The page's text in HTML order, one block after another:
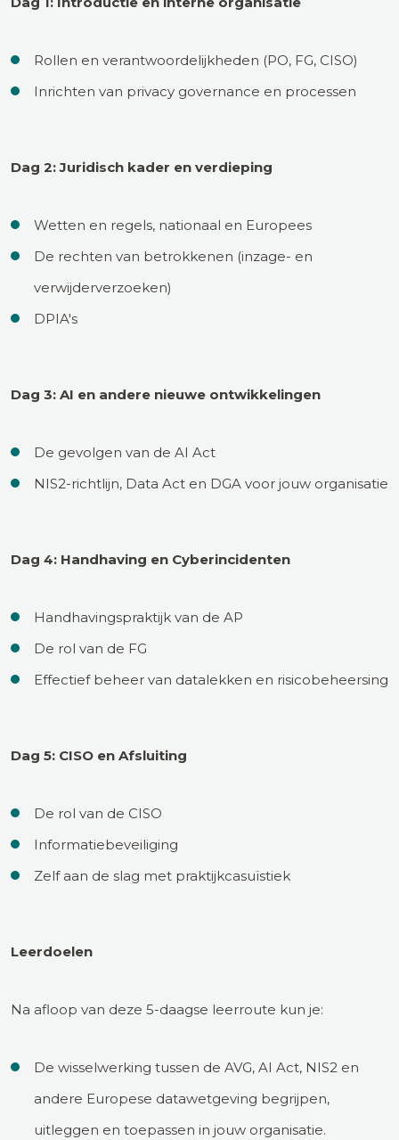
Rollen en verantwoordelijkheden (PO, FG, CISO)
Inrichten van privacy governance en processen
Dag 2: Juridisch kader en verdieping
Wetten en regels, nationaal en Europees
De rechten van betrokkenen (inzage- en
verwijderverzoeken)
DPIA's
Dag 3: AI en andere nieuwe ontwikkelingen
De gevolgen van de AI Act
NIS2-richtlijn, Data Act en DGA voor jouw organisatie
Dag 4: Handhaving en Cyberincidenten
Handhavingspraktijk van de AP
De rol van de FG
Effectief beheer van datalekken en risicobeheersing
Dag 5: CISO en Afsluiting
De rol van de CISO
Informatiebeveiliging
Zelf aan de slag met praktijkcasuïstiek
Leerdoelen
Na afloop van deze 5-daagse leerroute kun je:
De wisselwerking tussen de AVG, AI Act, NIS2 en
andere Europese datawetgeving begrijpen,
uitleggen en toepassen in jouw organisatie.